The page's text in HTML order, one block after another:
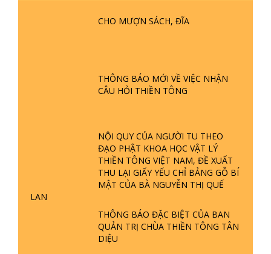
CHO MƯỢN SÁCH, ĐĨA
THÔNG BÁO MỚI VỀ VIỆC NHẬN
CÂU HỎI THIỀN TÔNG
NỘI QUY CỦA NGƯỜI TU THEO
ĐẠO PHẬT KHOA HỌC VẬT LÝ
THIỀN TÔNG VIỆT NAM, ĐỀ XUẤT
THU LẠI GIẤY YẾU CHỈ BẢNG GỖ BÍ
MẬT CỦA BÀ NGUYỄN THỊ QUẾ
LAN
THÔNG BÁO ĐẶC BIỆT CỦA BAN
QUẢN TRỊ CHÙA THIỀN TÔNG TÂN
DIỆU
HOA LÀ HỘI GÌ? TỬ VÌ ĐẠO
PHẬT GIỚI CÓ THỜI GIAN KHÔNG? |
TTTD
ĐỨC CHÚA TRỜI LÀ AI? QUỶ SA
TĂNG? | TTTD
GIẢI ĐÁP THIỀN TÔNG ĐẶC BIỆT P22
- TẠI SAO TRÁI ĐẤT NHIỀU THIÊN TAI
- LŨ LỤT - HỎA HOẠN | TTTD
GIẢI ĐÁP THIỀN TÔNG ĐẶC BIỆT P21
- TẠI SAO ĐỨC PHẬT BƯỚC ĐI 7
BƯỚC TRÊN HOA SEN ? | TTTD